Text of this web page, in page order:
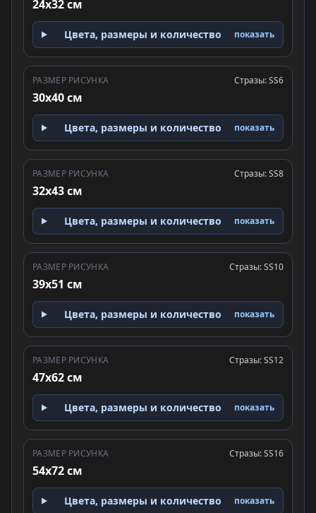
24x32 см
Цвета, размеры и количество показать
РАЗМЕР РИСУНКА
30x40 см
Стразы: SS6
Цвета, размеры и количество показать
РАЗМЕР РИСУНКА
32x43 см
Стразы: SS8
Цвета, размеры и количество показать
РАЗМЕР РИСУНКА
39x51 см
Стразы: SS10
Цвета, размеры и количество показать
РАЗМЕР РИСУНКА
47x62 см
Стразы: SS12
Цвета, размеры и количество показать
РАЗМЕР РИСУНКА
54x72 см
Стразы: SS16
Цвета, размеры и количество показать